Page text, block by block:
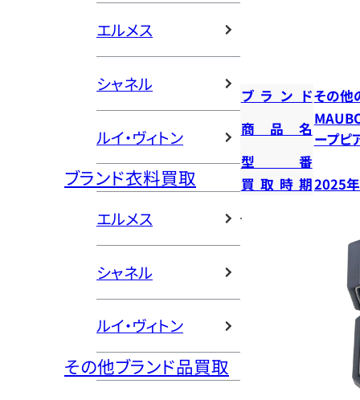
エルメス
シャネル
ルイ・ヴィトン
ブランド衣料買取
エルメス
シャネル
ルイ・ヴィトン
その他ブランド品買取
ブランドその他
商品名
ープピ
型番
買取時期2025